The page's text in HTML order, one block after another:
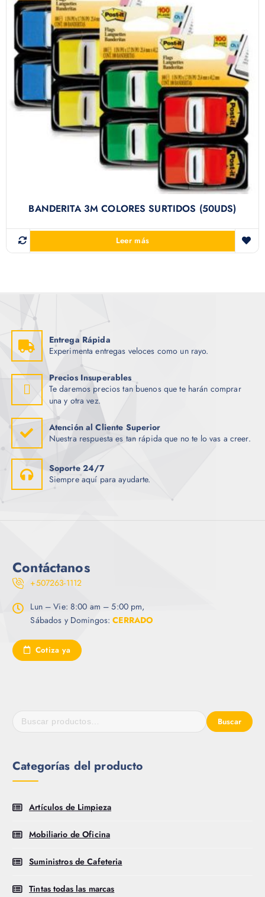
BANDERITA 3M COLORES SURTIDOS (50UDS)
Leer más
Entrega Rápida
Experimenta entregas veloces como un rayo.
Precios Insuperables
Te daremos precios tan buenos que te harán comprar
una y otra vez.
Atención al Cliente Superior
Nuestra respuesta es tan rápida que no te lo vas a creer.
Soporte 24/7
Siempre aquí para ayudarte.
Contáctanos
+507263-1112
Lun – Vie: 8:00 am – 5:00 pm,
Sábados y Domingos:CERRADO
Cotiza ya
Buscar
Categorías del producto
Artículos de Limpieza
Mobiliario de Oficina
Suministros de Cafeteria
Tintas todas las marcas